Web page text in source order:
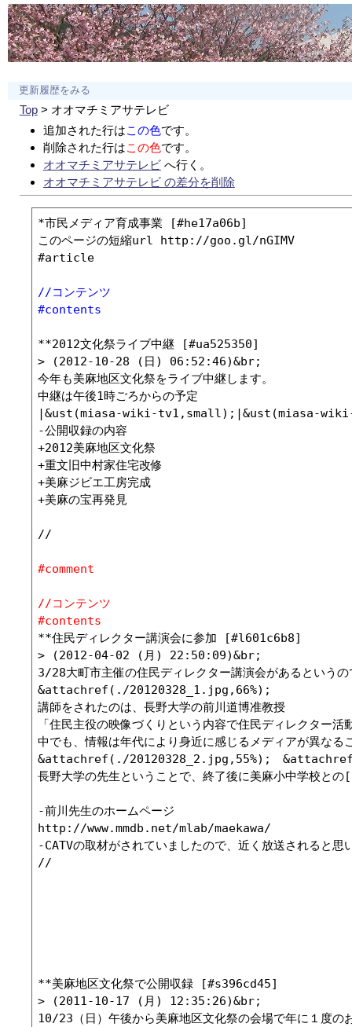
更新履歴をみる
Top> オオマチミアサテレビ
追加された行はこの色です。
削除された行はこの色です。
オオマチミアサテレビへ行く。
オオマチミアサテレビ の差分を削除
*市民メディア育成事業 [#he17a06b]
このページの短縮url http://goo.gl/nGIMV
//コンテンツ
#contents
**2012文化祭ライブ中継 [#ua525350]
> (2012-10-28 (日) 06:52:46)&br;
今年も美麻地区文化祭をライブ中継します。
中継は午後1時ごろからの予定
|&ust(miasa-wiki-tv1,small);|&ust(miasa-
-公開収録の内容
+2012美麻地区文化祭
+重文旧中村家住宅改修
+美麻ジビエ工房完成
+美麻の宝再発見
//
#comment
//コンテンツ
#contents
**住民ディレクター講演会に参加 [#l601c6b8]
> (2012-04-02 (月) 22:50:09)&br;
3/28大町市主催の住民ディレクター講演会があるという
&attachref(./20120328_1.jpg,66%);
講師をされたのは、長野大学の前川道博准教授
「住民主役の映像づくりという内容で住民ディレクター
中でも、情報は年代により身近に感じるメディアが異な
&attachref(./20120328_2.jpg,55%);　
長野大学の先生ということで、終了後に美麻小中学校と
-前川先生のホームページ
http://www.mmdb.net/mlab/maekawa/
-CATVの取材がされていましたので、近く放送されると
//
**美麻地区文化祭で公開収録 [#s396cd45]
> (2011-10-17 (月) 12:35:26)&br;
10/23（日）午後から美麻地区文化祭の会場で年に１度の